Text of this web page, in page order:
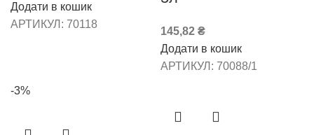
Додати в кошик
АРТИКУЛ: 70118
145,82 ₴
Додати в кошик
АРТИКУЛ: 70088/1
-3%